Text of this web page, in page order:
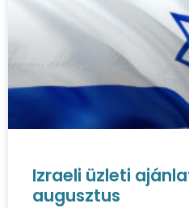
Izraeli üzleti
augusztus